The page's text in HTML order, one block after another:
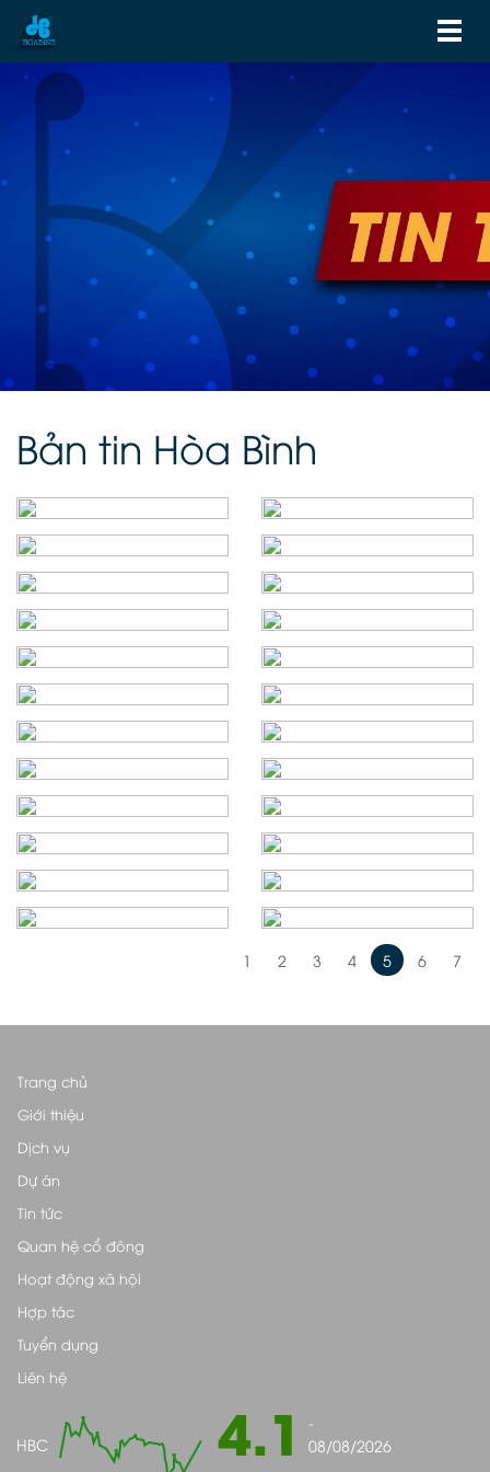
Bản tin Hòa Bình
1 2 3 4 5 6 7
Trang chủ
Giới thiệu
Dịch vụ
Dự án
Tin tức
Quan hệ cổ đông
Hoạt động xã hội
Hợp tác
Tuyển dụng
Liên hệ
HBC 4.1
-
08/08/2026